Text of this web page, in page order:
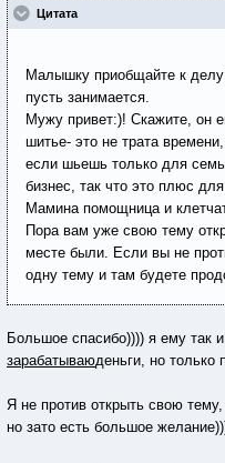
Цитата
Малышку приобщайте к
пусть занимается.
Мужу привет:)! Скажите, он
шитье- это не трата
если шьешь только для
бизнес, так что это плюс
Мамина помощница и
Пора вам уже свою тему
месте были. Если вы не
одну тему и там будете
Большое спасибо)))) я ему так
зарабатываюденьги, но только
Я не против открыть свою
но зато есть большое